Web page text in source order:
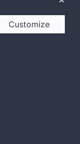
Customize